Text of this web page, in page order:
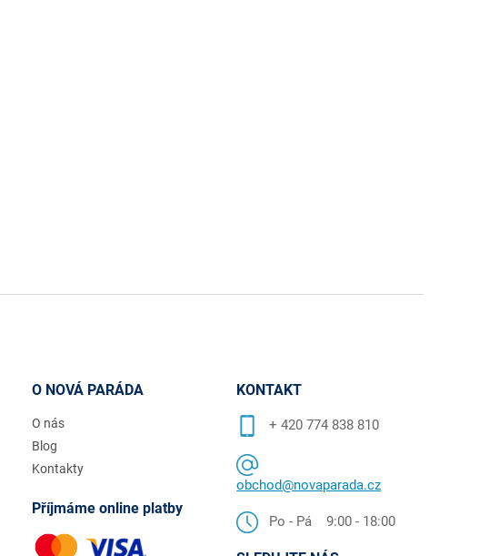
O NOVÁ PARÁDA
O nás
Blog
Kontakty
Příjmáme online platby
KONTAKT
+ 420 774 838 810
obchod@novaparada.cz
Po - Pá 9:00 - 18:00